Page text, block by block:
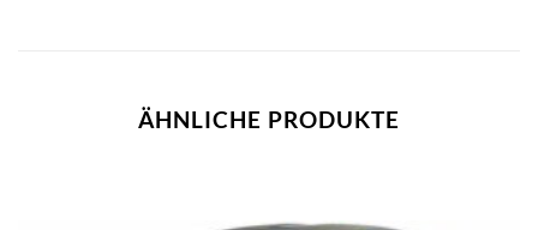
ÄHNLICHE PRODUKTE